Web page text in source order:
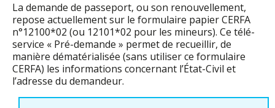
La demande de passeport, ou son renouvellement,
repose actuellement sur le formulaire papier CERFA
n°12100*02 (ou 12101*02 pour les mineurs). Ce télé-
service « Pré-demande » permet de recueillir, de
manière dématérialisée (sans utiliser ce formulaire
CERFA) les informations concernant l’État-Civil et
l’adresse du demandeur.